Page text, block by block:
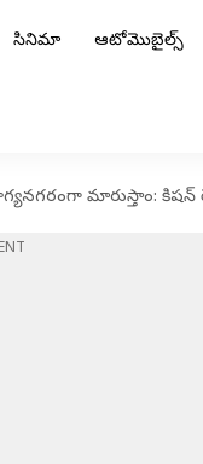
సినిమా ఆటోమొబైల్స్
మారుస్తాం: కిషన్